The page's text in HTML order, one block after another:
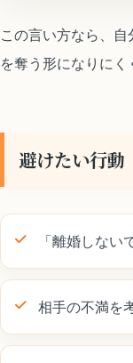
この言い方なら、
を奪う形になりにく
避けたい行動
「離婚しない
相手の不満を